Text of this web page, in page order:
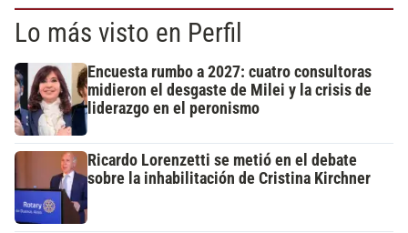
Lo más visto en Perfil
Encuesta rumbo a 2027: cuatro consultoras
midieron el desgaste de Milei y la crisis de
liderazgo en el peronismo
Ricardo Lorenzetti se metió en el debate
sobre la inhabilitación de Cristina Kirchner